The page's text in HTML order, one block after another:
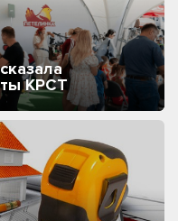
КРСТ